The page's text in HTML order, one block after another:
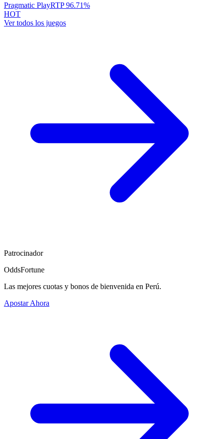
Pragmatic PlayRTP96.71%
HOT
Ver todos los juegos
Patrocinador
OddsFortune
Las mejores cuotas y bonos de bienvenida en Perú.
Apostar Ahora